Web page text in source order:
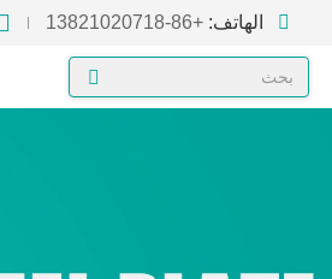
الهاتف: +86-13821020718